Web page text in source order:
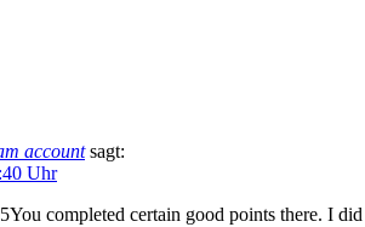
account sagt:
Uhr
completed certain good points there. I